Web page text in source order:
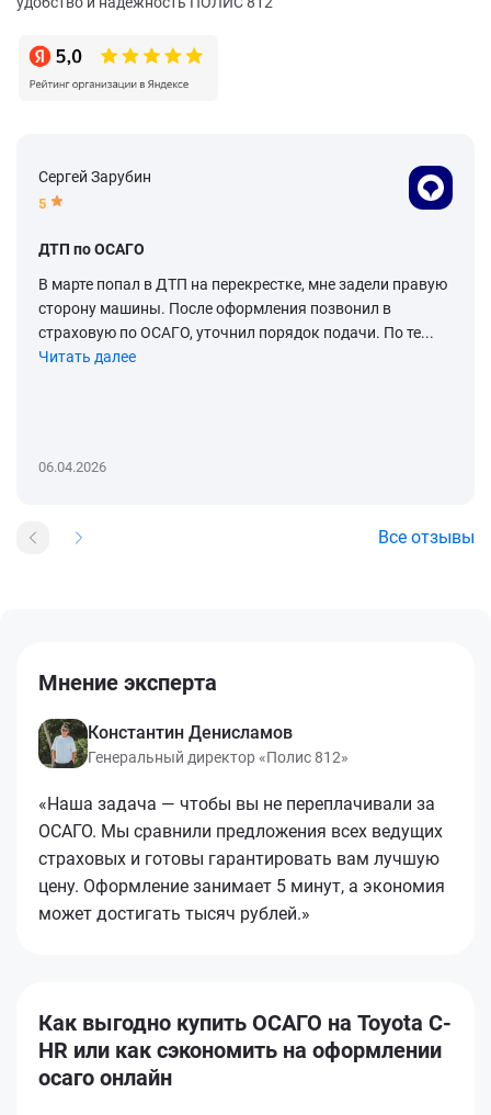
Сергей Зарубин
5
ДТП по ОСАГО
В марте попал в ДТП на перекрестке, мне задели правую
сторону машины. После оформления позвонил в
страховую по ОСАГО, уточнил порядок подачи. По те...
Читать далее
06.04.2026
Все отзывы
Мнение эксперта
Константин Денисламов
Генеральный директор «Полис 812»
«Наша задача — чтобы вы не переплачивали за
ОСАГО. Мы сравнили предложения всех ведущих
страховых и готовы гарантировать вам лучшую
цену. Оформление занимает 5 минут, а экономия
может достигать тысяч рублей.»
Как выгодно купить ОСАГО на Toyota C-
HR или как сэкономить на оформлении
осаго онлайн